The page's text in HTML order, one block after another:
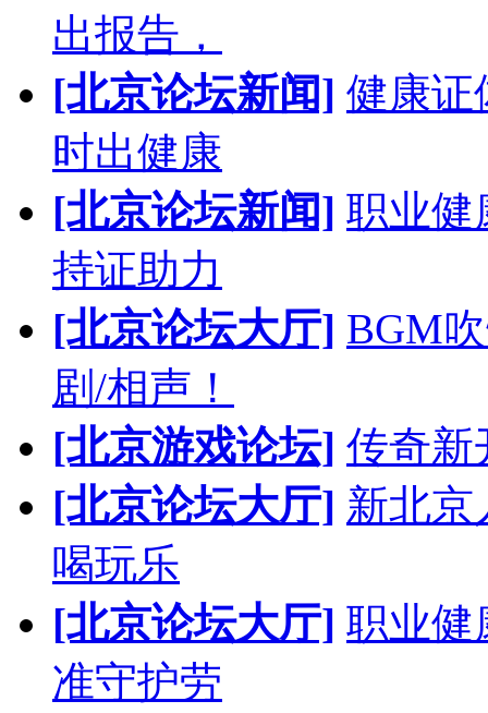
出报告，
[北京论坛新闻] 健康证
时出健康
[北京论坛新闻] 职业健
持证助力
[北京论坛大厅] BGM
剧/相声！
[北京游戏论坛] 传奇新
[北京论坛大厅] 新北京
喝玩乐
[北京论坛大厅] 职业健
准守护劳